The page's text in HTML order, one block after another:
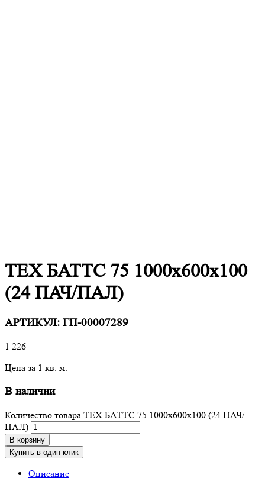
ТЕХ БАТТС 75 1000x600x100
(24 ПАЧ/ПАЛ)
АРТИКУЛ: ГП-00007289
1 226
Цена за 1 кв. м.
В наличии
Количество товара ТЕХ БАТТС 75 1000x600x100 (24 ПАЧ/
ПАЛ)
В корзину
Купить в один клик
Описание